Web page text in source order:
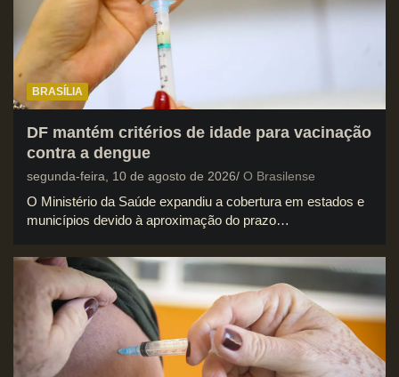
BRASÍLIA
DF mantém critérios de idade para vacinação
contra a dengue
segunda-feira, 10 de agosto de 2026 O Brasilense
O Ministério da Saúde expandiu a cobertura em estados e
municípios devido à aproximação do prazo…